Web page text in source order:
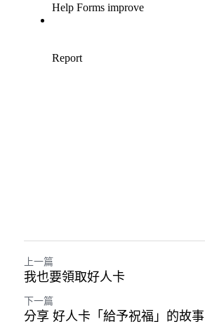
上一篇
我也要領取好人卡
下一篇
分享 好人卡「給予祝福」的故事